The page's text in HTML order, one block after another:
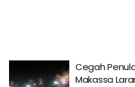
Cegah
Makassa